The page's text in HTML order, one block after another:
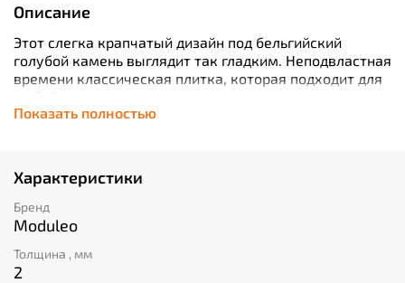
Описание
Этот слегка крапчатый дизайн под бельгийский
голубой камень выглядит так гладким. Неподвластная
времени классическая плитка, которая подходит для
любой комнаты вашего дома.
Показать полностью
Характеристики
Бренд
Moduleo
Толщина , мм
2